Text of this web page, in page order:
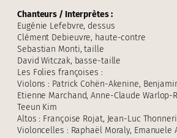
Chanteurs / Interprètes :
Eugénie Lefebvre, dessus
Clément Debieuvre, haute-contre
Sebastian Monti, taille
David Witczak, basse-taille
Les Folies françoises :
Violons : Patrick Cohën-Akenine,
Etienne Marchand, Anne-Claude Warlop-
Teeun Kim
Altos : Françoise Rojat, Jean-Luc
Violoncelles : Raphaël Moraly, Emanuele